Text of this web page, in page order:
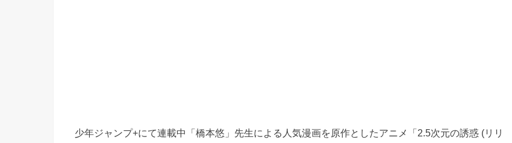
少年ジャンプ+にて連載中「橋本悠」先生による人気漫画を原作としたアニメ「2.5次元の誘惑 (リリ